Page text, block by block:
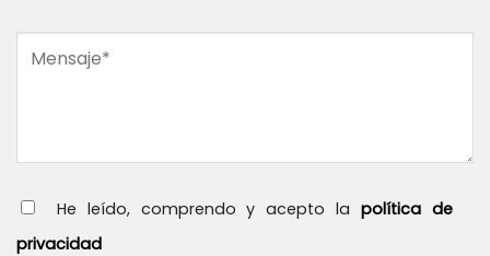
He leído, comprendo y acepto lapolítica de
privacidad